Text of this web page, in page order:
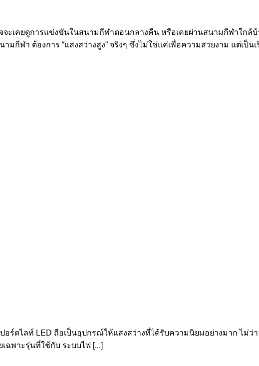
เคยดูการแข่งขันในสนามกีฬาตอนกลางคืน หรือเคยผ่านสนามกีฬาใกล้บ้
มกีฬา ต้องการ “แสงสว่างสูง” จริงๆ ซึ่งไม่ใช่แค่เพื่อความสวยงาม แต่เป็
อร์ตไลท์ LED ถือเป็นอุปกรณ์ให้แสงสว่างที่ได้รับความนิยมอย่างมาก ไม่
พาะรุ่นที่ใช้กับ ระบบไฟ [...]